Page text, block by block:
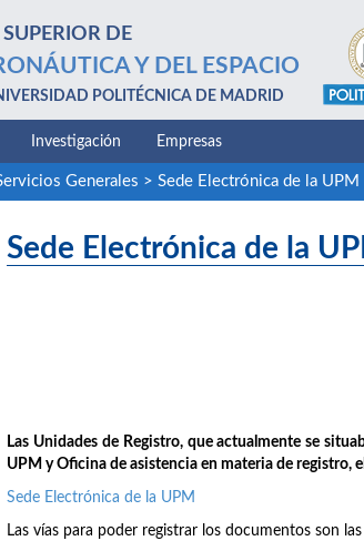
SUPERIOR DE
Y DEL ESPACIO
POLITÉCNICA DE MADRID
Investigación Empresas
Generales > Sede Electrónica de la UPM
Sede Electrónica de la
Las Unidades de Registro, que actualmente se
UPM y Oficina de asistencia en materia de registro,
Sede Electrónica de la UPM
Las vías para poder registrar los documentos son